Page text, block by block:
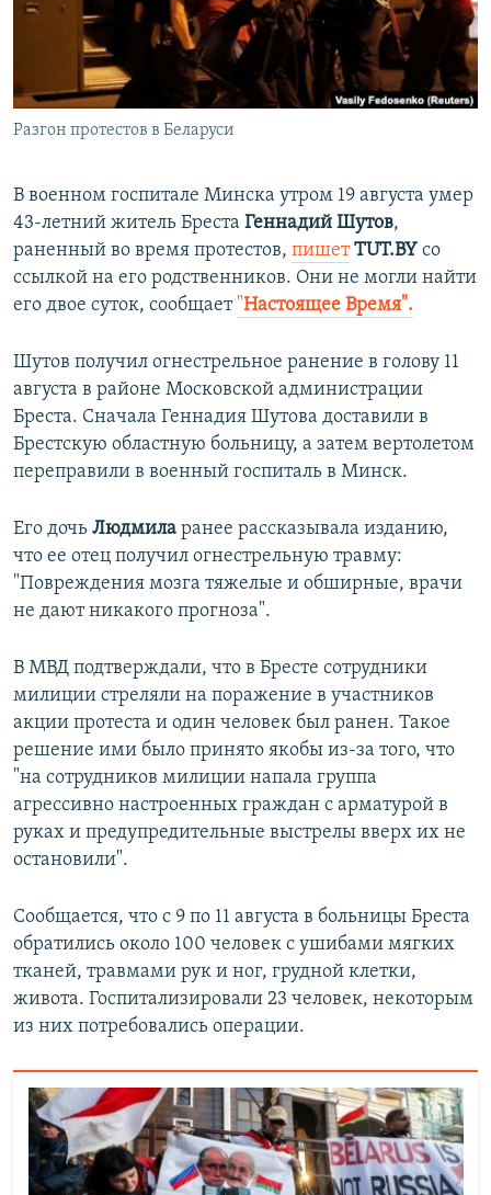
ПОБЕДИТЕЛЕЙ НЕ СУДЯТ?
КРЫМ.НЕПОКОРЕННЫЙ
ELIFBE
УКРАИНСКАЯ ПРОБЛЕМА КРЫМА
ПРИСОЕДИНЯЙТЕСЬ!
Разгон протестов в Беларуси
В военном госпитале Минска утром 19 августа умер
43-летний житель Бреста Геннадий Шутов,
раненный во время протестов, пишет TUT.BY со
ссылкой на его родственников. Они не могли найти
его двое суток, сообщает "Настоящее Время".
Шутов получил огнестрельное ранение в голову 11
августа в районе Московской администрации
Бреста. Сначала Геннадия Шутова доставили в
Брестскую областную больницу, а затем вертолетом
переправили в военный госпиталь в Минск.
Его дочь Людмила ранее рассказывала изданию,
что ее отец получил огнестрельную травму:
"Повреждения мозга тяжелые и обширные, врачи
не дают никакого прогноза".
В МВД подтверждали, что в Бресте сотрудники
милиции стреляли на поражение в участников
акции протеста и один человек был ранен. Такое
решение ими было принято якобы из-за того, что
"на сотрудников милиции напала группа
агрессивно настроенных граждан с арматурой в
руках и предупредительные выстрелы вверх их не
остановили".
Сообщается, что с 9 по 11 августа в больницы Бреста
обратились около 100 человек с ушибами мягких
тканей, травмами рук и ног, грудной клетки,
живота. Госпитализировали 23 человек, некоторым
из них потребовались операции.